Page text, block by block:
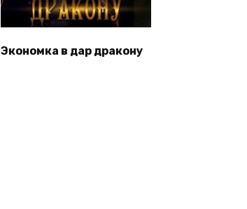
Экономка в дар дракону